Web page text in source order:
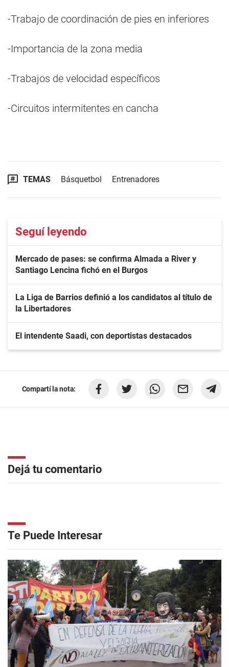
-Trabajo de coordinación de pies en inferiores
-Importancia de la zona media
-Trabajos de velocidad específicos
-Circuitos intermitentes en cancha
TEMAS Básquetbol Entrenadores
Seguí leyendo
Mercado de pases: se confirma Almada a River y
Santiago Lencina fichó en el Burgos
La Liga de Barrios definió a los candidatos al título de
la Libertadores
El intendente Saadi, con deportistas destacados
Compartí la nota:
Dejá tu comentario
Te Puede Interesar